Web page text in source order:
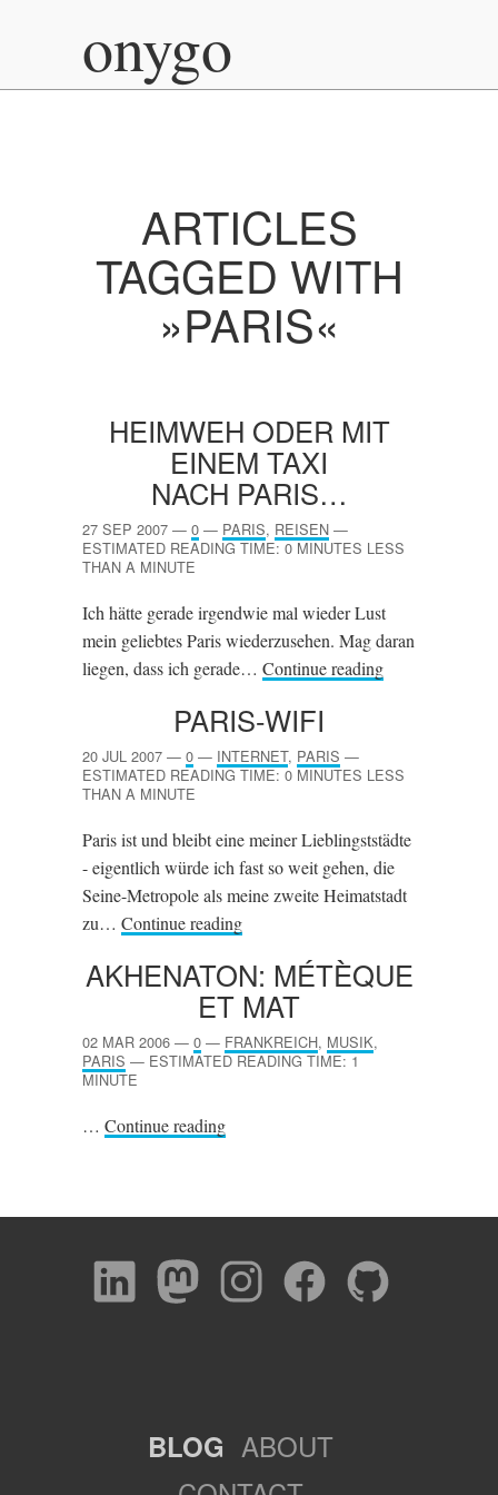
onygo
ARTICLES
TAGGED WITH
»PARIS«
HEIMWEH ODER MIT
EINEM TAXI
NACH PARIS…
27 SEP 2007 — 0 — PARIS, REISEN —
ESTIMATED READING TIME: 0 MINUTES LESS
THAN A MINUTE
Ich hätte gerade irgendwie mal wieder Lust
mein geliebtes Paris wiederzusehen. Mag daran
liegen, dass ich gerade… Continue reading
PARIS-WIFI
20 JUL 2007 — 0 — INTERNET, PARIS —
ESTIMATED READING TIME: 0 MINUTES LESS
THAN A MINUTE
Paris ist und bleibt eine meiner Lieblingststädte
- eigentlich würde ich fast so weit gehen, die
Seine-Metropole als meine zweite Heimatstadt
zu… Continue reading
AKHENATON: MÉTÈQUE
ET MAT
02 MAR 2006 — 0 — FRANKREICH, MUSIK,
PARIS — ESTIMATED READING TIME: 1
MINUTE
… Continue reading
BLOG ABOUT